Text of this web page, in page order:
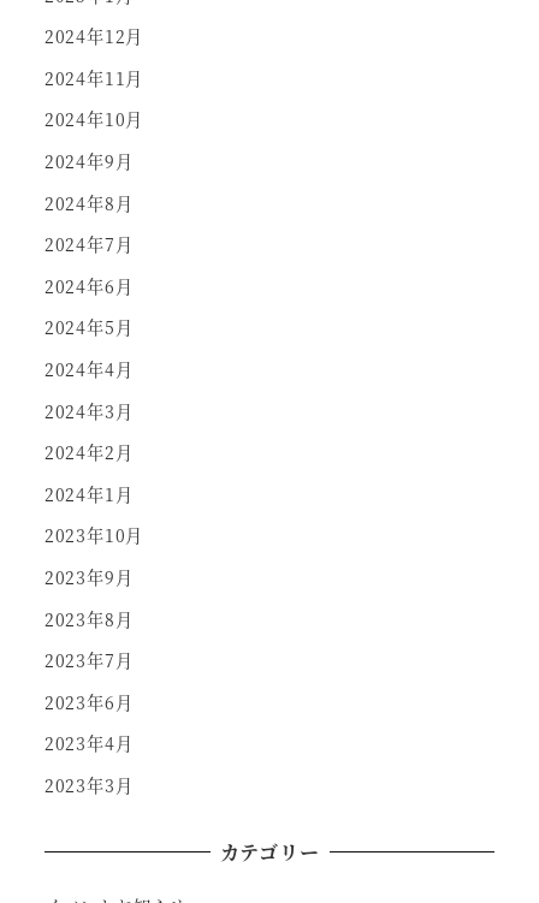
2024年12月
2024年11月
2024年10月
2024年9月
2024年8月
2024年7月
2024年6月
2024年5月
2024年4月
2024年3月
2024年2月
2024年1月
2023年10月
2023年9月
2023年8月
2023年7月
2023年6月
2023年4月
2023年3月
カテゴリー